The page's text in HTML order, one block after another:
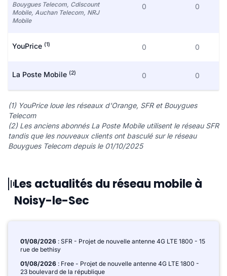
Bouygues Telecom, Cdiscount
Mobile, Auchan Telecom, NRJ
Mobile
0 0
YouPrice (1) 0 0
La Poste Mobile (2) 0 0
(1) YouPrice loue les réseaux d'Orange, SFR et Bouygues
Telecom
(2) Les anciens abonnés La Poste Mobile utilisent le réseau SFR
tandis que les nouveaux clients ont basculé sur le réseau
Bouygues Telecom depuis le 01/10/2025
Les actualités du réseau mobile à
Noisy-le-Sec
01/08/2026 : SFR - Projet de nouvelle antenne 4G LTE 1800 - 15
rue de bethisy
01/08/2026 : Free - Projet de nouvelle antenne 4G LTE 1800 -
23 boulevard de la république